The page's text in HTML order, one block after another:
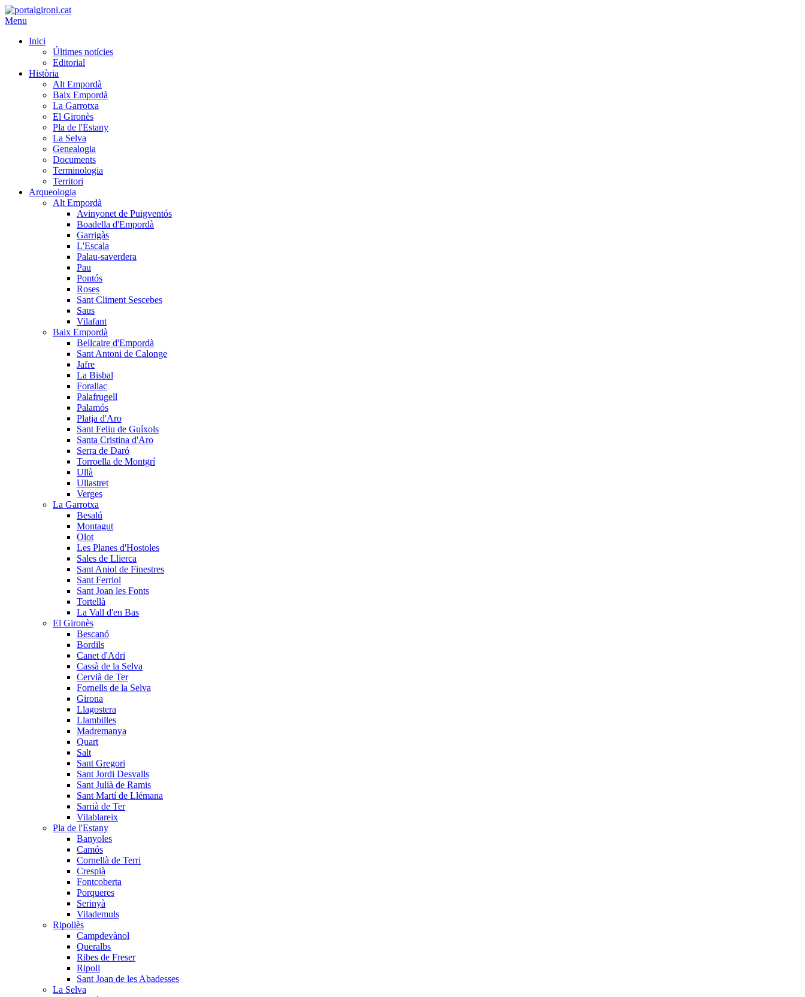
Menu
Inici
Últimes notícies
Editorial
Història
Alt Empordà
Baix Empordà
La Garrotxa
El Gironès
Pla de l'Estany
La Selva
Genealogia
Documents
Terminologia
Territori
Arqueologia
Alt Empordà
Avinyonet de Puigventós
Boadella d'Empordà
Garrigàs
L'Escala
Palau-saverdera
Pau
Pontós
Roses
Sant Climent Sescebes
Saus
Vilafant
Baix Empordà
Bellcaire d'Empordà
Sant Antoni de Calonge
Jafre
La Bisbal
Forallac
Palafrugell
Palamós
Platja d'Aro
Sant Feliu de Guíxols
Santa Cristina d'Aro
Serra de Daró
Torroella de Montgrí
Ullà
Ullastret
Verges
La Garrotxa
Besalú
Montagut
Olot
Les Planes d'Hostoles
Sales de Llierca
Sant Aniol de Finestres
Sant Ferriol
Sant Joan les Fonts
Tortellà
La Vall d'en Bas
El Gironès
Bescanó
Bordils
Canet d'Adri
Cassà de la Selva
Cervià de Ter
Fornells de la Selva
Girona
Llagostera
Llambilles
Madremanya
Quart
Salt
Sant Gregori
Sant Jordi Desvalls
Sant Julià de Ramis
Sant Martí de Llémana
Sarrià de Ter
Vilablareix
Pla de l'Estany
Banyoles
Camós
Cornellà de Terri
Crespià
Fontcoberta
Porqueres
Serinyà
Vilademuls
Ripollès
Campdevànol
Queralbs
Ribes de Freser
Ripoll
Sant Joan de les Abadesses
La Selva